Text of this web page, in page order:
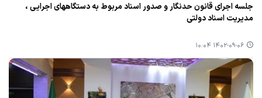
جلسه اجرای قانون حدنگار و صدور اسناد مربوط به دستگاههای اجرایی ،
مدیریت اسناد دولتی
۱۴۰۲-۰۹-۰۶ ۱۰:۰۴